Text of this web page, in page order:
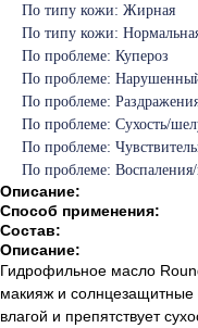
По типу кожи: Жирная
По типу кожи:
По проблеме: Купероз
По проблеме:
По проблеме:
По проблеме: Сухость/
По проблеме:
По проблеме:
Описание:
Способ применения:
Состав:
Описание:
Гидрофильное масло
макияж и
влагой и препятствует